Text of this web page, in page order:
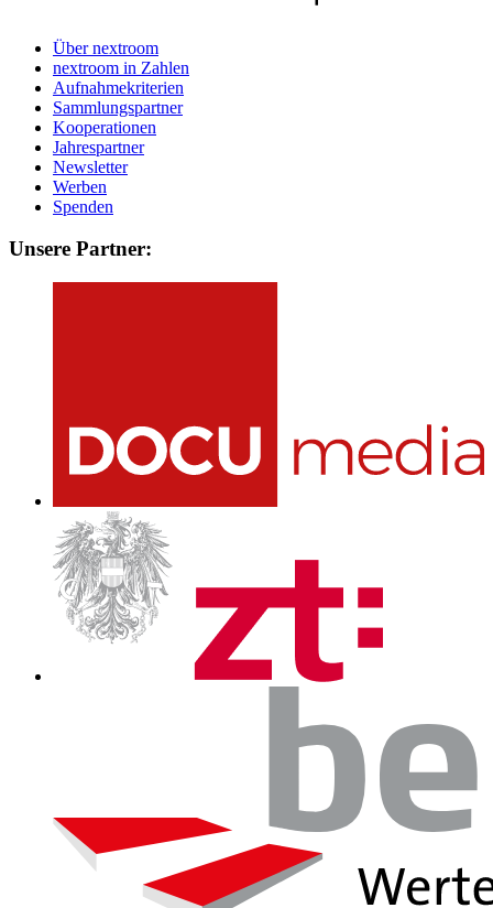
Über nextroom
nextroom in Zahlen
Aufnahmekriterien
Sammlungspartner
Kooperationen
Jahrespartner
Newsletter
Werben
Spenden
Unsere Partner: